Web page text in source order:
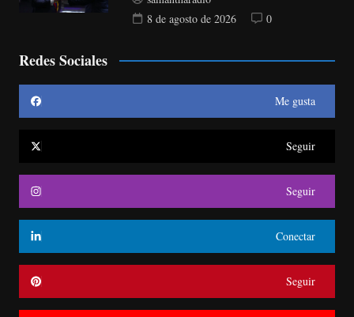
8 de agosto de 2026
0
Redes Sociales
Me gusta
Seguir
Seguir
Conectar
Seguir